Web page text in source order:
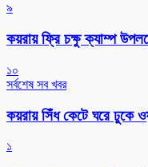
৯
কয়রায় ফ্রি চক্ষু ক্যাম্প
১০
সর্বশেষ সব খবর
কয়রায় সিঁধ কেটে ঘরে ঢুকে
১